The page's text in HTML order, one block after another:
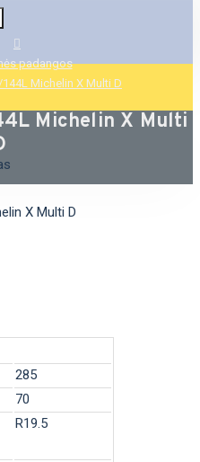
padangos
Michelin X Multi D
Michelin X Multi
285
70
R19.5